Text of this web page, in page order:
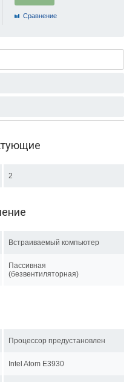
Cравнение
2
Встраиваемый компьютер
Пассивная
(безвентиляторная)
Процессор предустановлен
Intel Atom E3930